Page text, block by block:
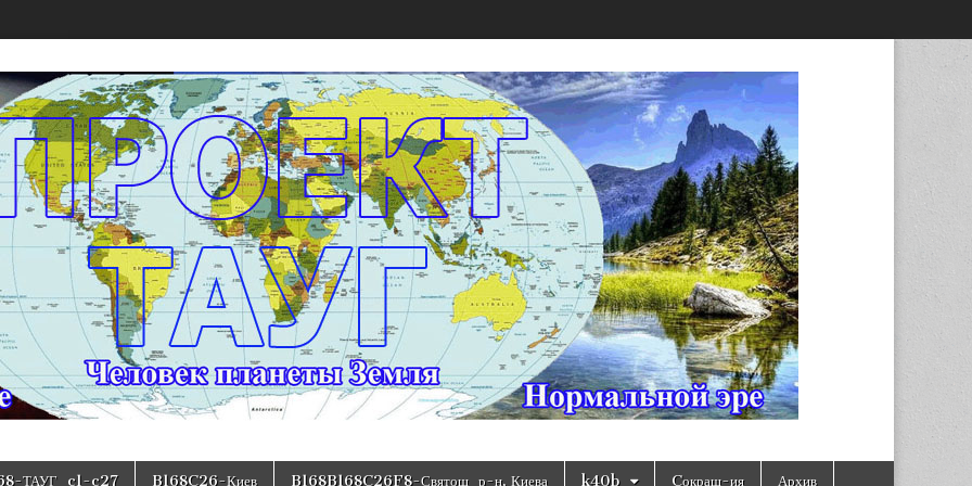
ТАУГ_c1-c27 B168C26-Киев B168B168C26F8-Святош_р-н, Киева k40b Cокращ-ия Архив